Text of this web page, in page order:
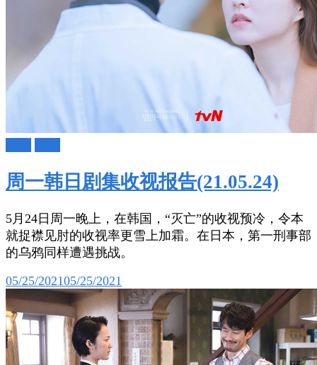
周一韩日剧集收视报告(21.05.24)
5月24日周一晚上，在韩国，“灭亡”的收视预冷，令本
就捉襟见肘的收视率更雪上加霜。在日本，第一刑事部
的乌鸦同样遭遇挑战。
05/25/202105/25/2021